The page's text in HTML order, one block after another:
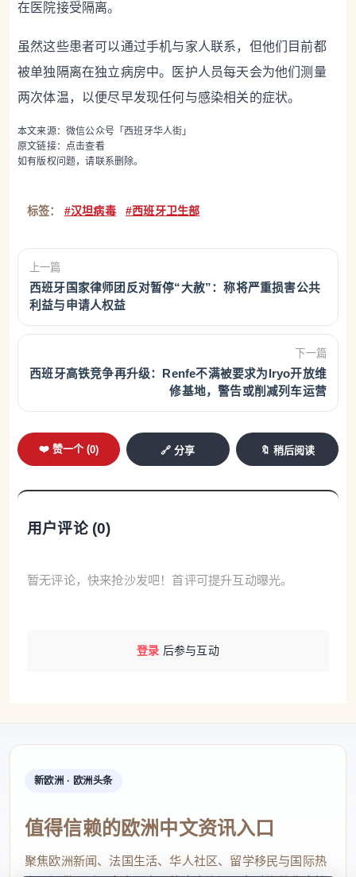
在医院接受隔离。
虽然这些患者可以通过手机与家人联系，但他们目前都
被单独隔离在独立病房中。医护人员每天会为他们测量
两次体温，以便尽早发现任何与感染相关的症状。
本文来源：微信公众号「西班牙华人街」
原文链接： 点击查看
如有版权问题，请联系删除。
标签： #汉坦病毒 #西班牙卫生部
上一篇
西班牙国家律师团反对暂停“大赦”：称将严重损害公共
利益与申请人权益
下一篇
西班牙高铁竞争再升级：Renfe不满被要求为Iryo开放维
修基地，警告或削减列车运营
❤️ 赞一个 (0) 🔗 分享 🔖 稍后阅读
用户评论 (0)
暂无评论，快来抢沙发吧！首评可提升互动曝光。
登录 后参与互动
新欧洲 · 欧洲头条
值得信赖的欧洲中文资讯入口
聚焦欧洲新闻、法国生活、华人社区、留学移民与国际热